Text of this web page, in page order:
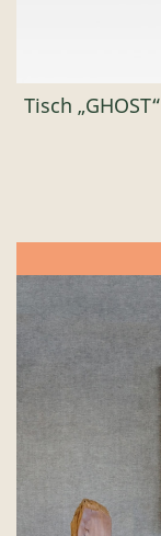
Tisch